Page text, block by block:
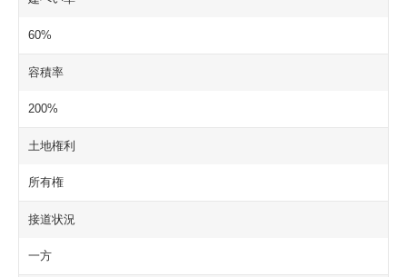
60%
容積率
200%
土地権利
所有権
接道状況
一方